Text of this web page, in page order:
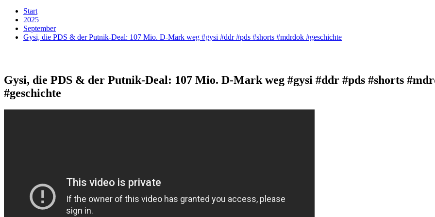
Start
2025
September
Gysi, die PDS & der Putnik-Deal: 107 Mio. D-Mark weg #gysi #ddr #pds #shorts #mdrdok #geschichte
Gysi, die PDS & der Putnik-Deal: 107 Mio. D-Mark weg #gysi #ddr #pds #shorts
#geschichte